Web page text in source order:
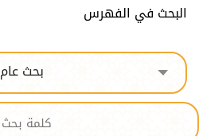
البحث في الفهرس
بحث عام